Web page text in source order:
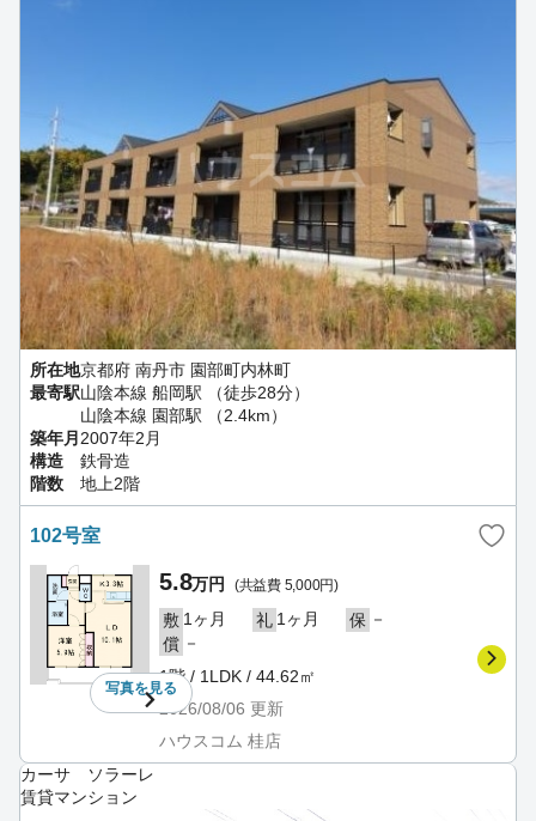
所在地京都府 南丹市 園部町内林町
最寄駅山陰本線 船岡駅 （徒歩28分）
山陰本線 園部駅 （2.4km）
築年月 2007年2月
構造
鉄骨造
階数
地上2階
102号室
写真を見る
5.8万円 (共益費 5,000円)
敷 1ヶ月 礼 1ヶ月 保 －
償 －
1階 / 1LDK / 44.62㎡
2026/08/06 更新
ハウスコム 桂店
カーサ ソラーレ
賃貸マンション